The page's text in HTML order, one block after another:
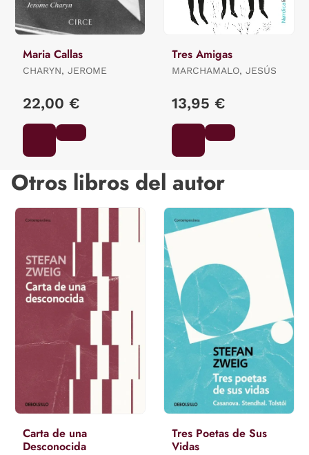
Maria Callas
CHARYN, JEROME
22,00 €
Tres Amigas
MARCHAMALO, JESÚS
13,95 €
Otros libros del autor
Carta de una
Desconocida
Tres Poetas de Sus
Vidas